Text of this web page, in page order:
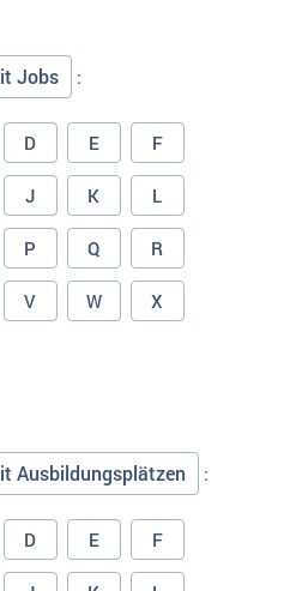
Jobs :
D E F
J K L
P Q R
V W X
Ausbildungsplätzen :
D E F